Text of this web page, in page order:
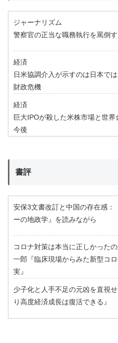
ジャーナリズム
警察官の正当な職務執行を罵倒
経済
日米協調介入が示すのは日本で
財政危機
経済
巨大IPOが殺した米株市場と世界
今後
書評
安保3文書改訂と中国の存在感：
ーの地政学』を読みながら
コロナ対策は本当に正しかった
一郎『臨床現場からみた新型コ
実』
少子化と人手不足の元凶を直視
り高度経済成長は復活できる』